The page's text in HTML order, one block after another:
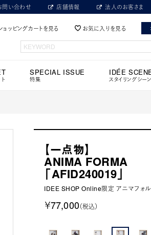
問い合わせ 店舗情報 法人のお客さま
ョッピングカートを見る お気に入りを見る
SPECIAL ISSUE
特集
IDÉE
スタイリングシーン
【一点物】
ANIMA FORMA
「AFID240019」
IDEE SHOP Online限定 アニマフォ
￥77,000（税込）